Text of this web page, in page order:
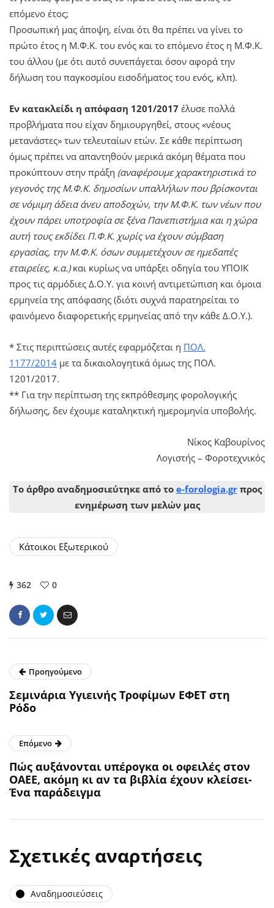
επόμενο έτος;
Προσωπική μας άποψη, είναι ότι θα πρέπει να γίνει το
πρώτο έτος η Μ.Φ.Κ. του ενός και το επόμενο έτος η Μ.Φ.Κ.
του άλλου (με ότι αυτό συνεπάγεται όσον αφορά την
δήλωση του παγκοσμίου εισοδήματος του ενός, κλπ).
Εν κατακλείδι η απόφαση 1201/2017 έλυσε πολλά
προβλήματα που είχαν δημιουργηθεί, στους «νέους
μετανάστες» των τελευταίων ετών. Σε κάθε περίπτωση
όμως πρέπει να απαντηθούν μερικά ακόμη θέματα που
προκύπτουν στην πράξη (αναφέρουμε χαρακτηριστικά το
γεγονός της Μ.Φ.Κ. δημοσίων υπαλλήλων που βρίσκονται
σε νόμιμη άδεια άνευ αποδοχών, την Μ.Φ.Κ. των νέων που
έχουν πάρει υποτροφία σε ξένα Πανεπιστήμια και η χώρα
αυτή τους εκδίδει Π.Φ.Κ. χωρίς να έχουν σύμβαση
εργασίας, την Μ.Φ.Κ. όσων συμμετέχουν σε ημεδαπές
εταιρείες, κ.α.)και κυρίως να υπάρξει οδηγία του ΥΠΟΙΚ
προς τις αρμόδιες Δ.Ο.Υ. για κοινή αντιμετώπιση και όμοια
ερμηνεία της απόφασης (διότι συχνά παρατηρείται το
φαινόμενο διαφορετικής ερμηνείας από την κάθε Δ.Ο.Υ.).
* Στις περιπτώσεις αυτές εφαρμόζεται η ΠΟΛ.
1177/2014 με τα δικαιολογητικά όμως της ΠΟΛ.
1201/2017.
** Για την περίπτωση της εκπρόθεσμης φορολογικής
δήλωσης, δεν έχουμε καταληκτική ημερομηνία υποβολής.
Νίκος Καβουρίνος
Λογιστής – Φοροτεχνικός
Το άρθρο αναδημοσιεύτηκε από το e-forologia.grπρος
ενημέρωση των μελών μας
Κάτοικοι Εξωτερικού
362 0
Προηγούμενο
Σεμινάρια Υγιεινής Τροφίμων ΕΦΕΤ στη
Ρόδο
Επόμενο
Πώς αυξάνονται υπέρογκα οι οφειλές στον
ΟΑΕΕ, ακόμη κι αν τα βιβλία έχουν κλείσει-
Ένα παράδειγμα
Σχετικές αναρτήσεις
Αναδημοσιεύσεις